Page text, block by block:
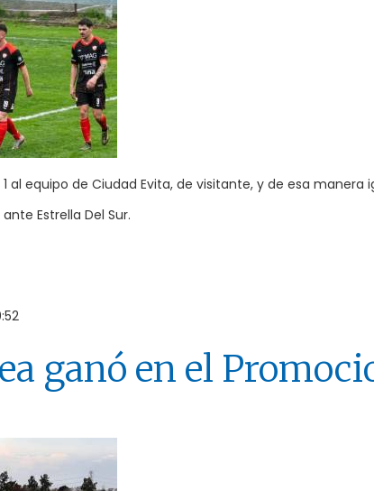
1 al equipo de Ciudad Evita, de visitante, y de esa
Estrella Del Sur.
ganó en el